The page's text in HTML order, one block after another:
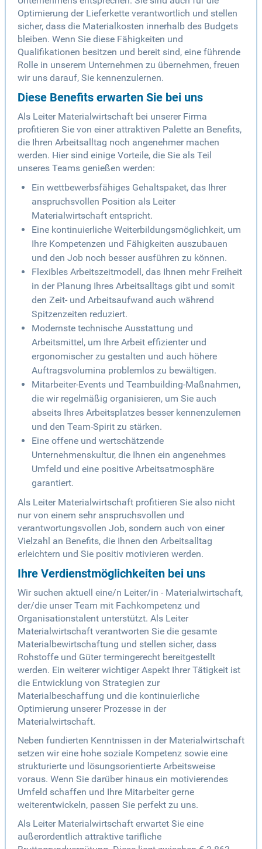
Optimierung der Lieferkette verantwortlich und stellen
sicher, dass die Materialkosten innerhalb des Budgets
bleiben. Wenn Sie diese Fähigkeiten und
Qualifikationen besitzen und bereit sind, eine führende
Rolle in unserem Unternehmen zu übernehmen, freuen
wir uns darauf, Sie kennenzulernen.
Diese Benefits erwarten Sie bei uns
Als Leiter Materialwirtschaft bei unserer Firma
profitieren Sie von einer attraktiven Palette an Benefits,
die Ihren Arbeitsalltag noch angenehmer machen
werden. Hier sind einige Vorteile, die Sie als Teil
unseres Teams genießen werden:
Ein wettbewerbsfähiges Gehaltspaket, das Ihrer
anspruchsvollen Position als Leiter
Materialwirtschaft entspricht.
Eine kontinuierliche Weiterbildungsmöglichkeit, um
Ihre Kompetenzen und Fähigkeiten auszubauen
und den Job noch besser ausführen zu können.
Flexibles Arbeitszeitmodell, das Ihnen mehr Freiheit
in der Planung Ihres Arbeitsalltags gibt und somit
den Zeit- und Arbeitsaufwand auch während
Spitzenzeiten reduziert.
Modernste technische Ausstattung und
Arbeitsmittel, um Ihre Arbeit effizienter und
ergonomischer zu gestalten und auch höhere
Auftragsvolumina problemlos zu bewältigen.
Mitarbeiter-Events und Teambuilding-Maßnahmen,
die wir regelmäßig organisieren, um Sie auch
abseits Ihres Arbeitsplatzes besser kennenzulernen
und den Team-Spirit zu stärken.
Eine offene und wertschätzende
Unternehmenskultur, die Ihnen ein angenehmes
Umfeld und eine positive Arbeitsatmosphäre
garantiert.
Als Leiter Materialwirtschaft profitieren Sie also nicht
nur von einem sehr anspruchsvollen und
verantwortungsvollen Job, sondern auch von einer
Vielzahl an Benefits, die Ihnen den Arbeitsalltag
erleichtern und Sie positiv motivieren werden.
Ihre Verdienstmöglichkeiten bei uns
Wir suchen aktuell eine/n Leiter/in - Materialwirtschaft,
der/die unser Team mit Fachkompetenz und
Organisationstalent unterstützt. Als Leiter
Materialwirtschaft verantworten Sie die gesamte
Materialbewirtschaftung und stellen sicher, dass
Rohstoffe und Güter termingerecht bereitgestellt
werden. Ein weiterer wichtiger Aspekt Ihrer Tätigkeit ist
die Entwicklung von Strategien zur
Materialbeschaffung und die kontinuierliche
Optimierung unserer Prozesse in der
Materialwirtschaft.
Neben fundierten Kenntnissen in der Materialwirtschaft
setzen wir eine hohe soziale Kompetenz sowie eine
strukturierte und lösungsorientierte Arbeitsweise
voraus. Wenn Sie darüber hinaus ein motivierendes
Umfeld schaffen und Ihre Mitarbeiter gerne
weiterentwickeln, passen Sie perfekt zu uns.
Als Leiter Materialwirtschaft erwartet Sie eine
außerordentlich attraktive tarifliche